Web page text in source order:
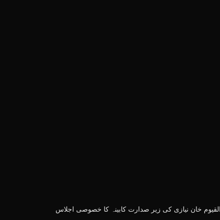
خان نیازی کی زیر صدارت کابینہ کا خصوصی اجلاس